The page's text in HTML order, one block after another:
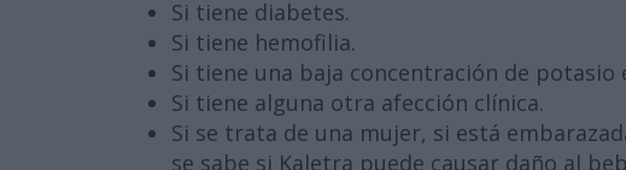
Si tiene diabetes.
Si tiene hemofilia.
Si tiene una baja concentración de potasio
Si tiene alguna otra afección clínica.
Si se trata de una mujer, si está
se sabe si Kaletra puede causar daño al